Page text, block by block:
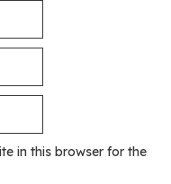
in this browser for the